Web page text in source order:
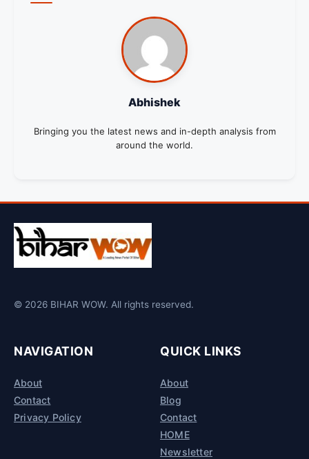
Abhishek
Bringing you the latest news and in-depth analysis from
around the world.
© 2026 BIHAR WOW. All rights reserved.
NAVIGATION
About
Contact
Privacy Policy
QUICK LINKS
About
Blog
Contact
HOME
Newsletter